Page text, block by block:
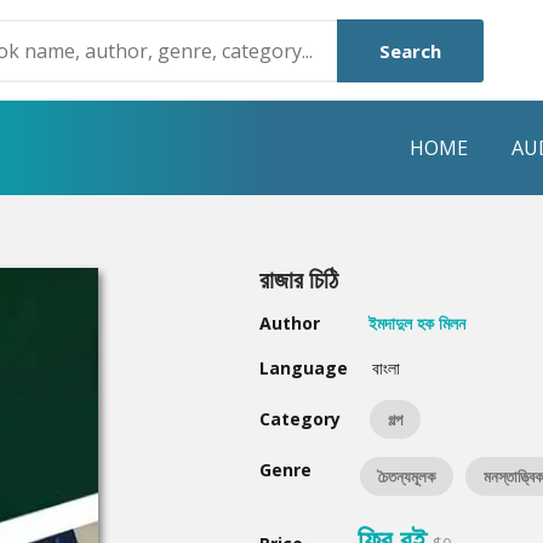
Search
HOME
Humayun Ahmed
Mouri Morium
Hot & New
রাজার চিঠি
Author
ইমদাদুল হক মিলন
Language
বাংলা
Category গল্প
Genre চৈতন্যমূলক মনস্তাত্ত্বিক